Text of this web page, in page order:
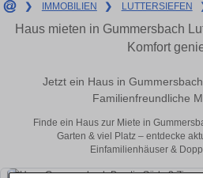
❯ IMMOBILIEN ❯ LUTTERSIEFEN
Haus mieten in Gummersbach
Komfort
Jetzt ein Haus in
Familienfreundliche
Finde ein Haus zur Miete in
Garten & viel Platz – entdecke
Einfamilienhäuser &